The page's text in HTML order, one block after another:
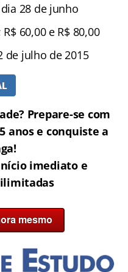
28 de junho
60,00 e R$ 80,00
de julho de 2015
Prepare-se com
anos e conquiste a
imediato e